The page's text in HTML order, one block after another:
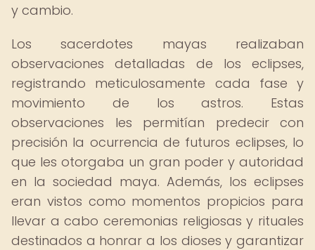
y cambio.
Los sacerdotes mayas realizaban
observaciones detalladas de los eclipses,
registrando meticulosamente cada fase y
movimiento de los astros. Estas
observaciones les permitían predecir con
precisión la ocurrencia de futuros eclipses, lo
que les otorgaba un gran poder y autoridad
en la sociedad maya. Además, los eclipses
eran vistos como momentos propicios para
llevar a cabo ceremonias religiosas y rituales
destinados a honrar a los dioses y garantizar